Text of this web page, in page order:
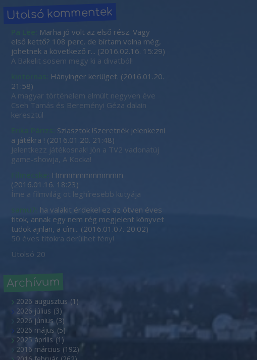
Utolsó kommentek
Marha jó volt az első rész. Vagy
első kettő? 108 perc, de bírtam volna még,
jöhetnek a következő r... (2016.02.16. 15:29)
A Bakelit sosem megy ki a divatból!
Hányinger kerülget. (2016.01.20.
21:58)
A magyar történelem elmúlt negyven éve
Cseh Tamás és Bereményi Géza dalain
keresztül
Sziasztok !Szeretnék jelenkezni
a játékra ! (2016.01.20. 21:48)
Jelentkezz játékosnak! Jön a TV2 vadonatúj
game-showja, A Kocka!
Filmecske:
Hmmmmmmmmmm
(2016.01.16. 18:23)
Íme a filmvilág öt leghíresebb kutyája
samu7: ha valakit érdekel ez az ötven éves
titok, annak egy nem rég megjelent könyvet
tudok ajnlan, a cím... (2016.01.07. 20:02)
50 éves titokra derülhet fény!
Utolsó 20
Archívum
2026 augusztus (1 )
2026 július (3)
2026 június (3)
2026 május (5)
2025 április (1 )
2016 március (192)